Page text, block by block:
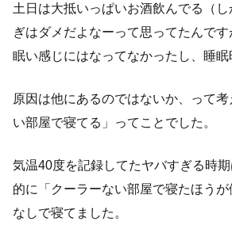
土日は大抵いっぱいお酒飲んでる（
ぎはダメだよなーって思ってたんで
眠い感じにはなってなかったし、睡
原因は他にあるのではないか、って
い部屋で寝てる」ってことでした。
気温40度を記録してたヤバすぎる時
的に「クーラーない部屋で寝たほう
なしで寝てました。